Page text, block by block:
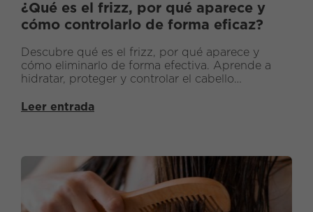
¿Qué es el frizz, por qué aparece y
cómo controlarlo de forma eficaz?
Descubre qué es el frizz, por qué aparece y
cómo eliminarlo de forma efectiva. Aprende a
hidratar, proteger y controlar el cabello
como la línea Anti-Frizz de Mïmare.
Leer entrada